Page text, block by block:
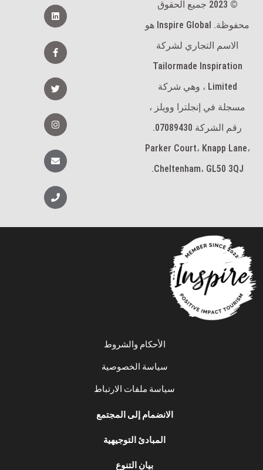
© 2023 جميع الحقوق
محفوظة. Inspire Global هو
الاسم التجاري لشركة
Tailormade Inspiration
Limited ، وهي شركة
مسجلة في إنجلترا وويلز ،
رقم الشركة 07089430.
Parker Court، Knapp Lane،
Cheltenham، GL50 3QJ.
ن
ك
ي
نل
ف
س
ب
-
f
ت
و
ي
ر
ن
س
غ
ر
ا
ظ
ر
ف
ه
ا
ت
الأحكام والشروط
سياسة الخصوصية
سياسة ملفات الارتباط
الانضمام إلى المجتمع
المبادئ التوجيهية
بيان التنوع